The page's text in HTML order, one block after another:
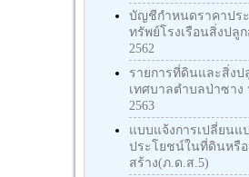
บัญชีกําหนดราคาปร
ทรัพย์โรงเรือนสิ่งปลูก
2562
รายการที่ดินและสิ่งป
เทศบาลตำบลป่าซาง
2563
แบบแจ้งการเปลี่ยนแ
ประโยชน์ในที่ดินหรื
สร้าง(ภ.ด.ส.5)